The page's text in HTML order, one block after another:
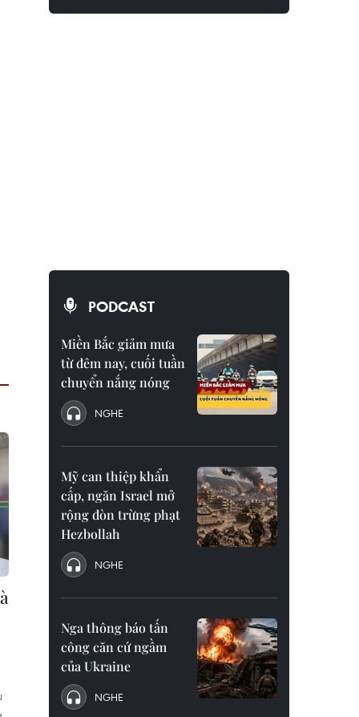
PODCAST
Miền Bắc giảm mưa
từ đêm nay, cuối tuần
chuyển nắng nóng
NGHE
Mỹ can thiệp khẩn
cấp, ngăn Israel mở
rộng đòn trừng phạt
Hezbollah
NGHE
Nga thông báo tấn
công căn cứ ngầm
của Ukraine
NGHE